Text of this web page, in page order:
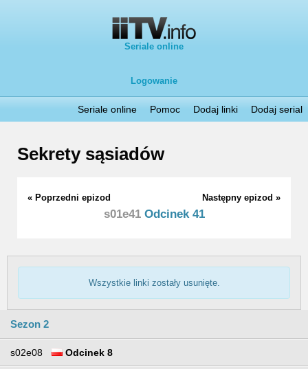
Seriale online
Logowanie
Seriale online Pomoc Dodaj linki Dodaj serial
Sekrety sąsiadów
« Poprzedni epizod Następny epizod »
s01e41Odcinek 41
Wszystkie linki zostały usunięte.
Sezon 2
s02e08 Odcinek 8